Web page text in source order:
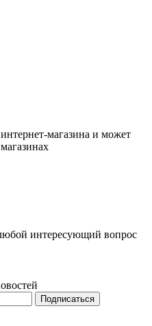
магазина и может
интересующий вопрос
Подписаться